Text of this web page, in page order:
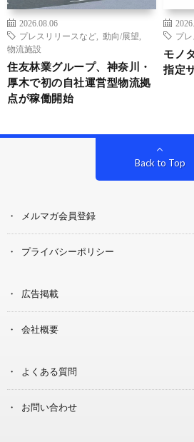
2026.08.06
プレスリリースなど
動向/展望
物流施設
住友林業グループ、神奈川・
厚木で初の自社運営型物流拠
点が稼働開始
プ
モノ
指定
Back to Top
メルマガ会員登録
プライバシーポリシー
広告掲載
会社概要
よくある質問
お問い合わせ